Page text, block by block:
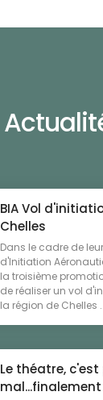
BIA Vol
Chelles
Dans le cadre de
d'Initiation
la troisième
de réaliser un vol
la région de Chelles
Le théatre, c'est
mal...finalement